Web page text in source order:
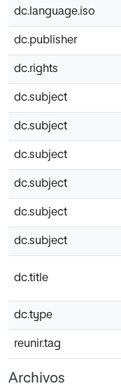
dc.language.iso
dc.publisher
dc.rights
dc.subject
dc.subject
dc.subject
dc.subject
dc.subject
dc.subject
dc.title
dc.type
reunir.tag
Archivos